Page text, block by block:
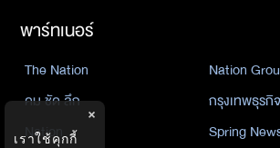
พาร์ทเนอร์
The Nation
Nation
คม ชัด ลึก
กรุงเทพธุรกิจ
Nation
Spring
×
เราใช้คุกกี้